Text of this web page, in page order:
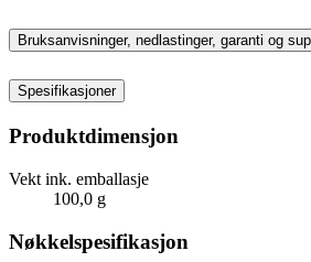
Bruksanvisninger, nedlastinger, garanti og
Spesifikasjoner
Produktdimensjon
Vekt ink. emballasje
100,0 g
Nøkkelspesifikasjon